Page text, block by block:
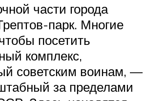
части города
парк. Многие
посетить
комплекс,
советским воинам, —
за пределами